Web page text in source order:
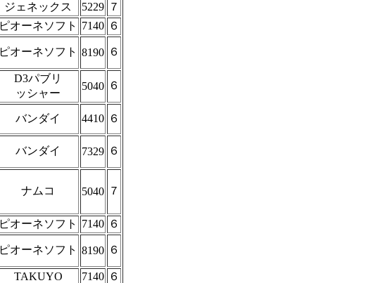
ジェネックス 5229 ７
ピオーネソフト 7140 ６
ピオーネソフト 8190 ６
D3パブリ
ッシャー
5040 ６
バンダイ 4410 ６
バンダイ 7329 ６
ナムコ 5040 ７
ピオーネソフト 7140 ６
ピオーネソフト 8190 ６
TAKUYO 7140 ６